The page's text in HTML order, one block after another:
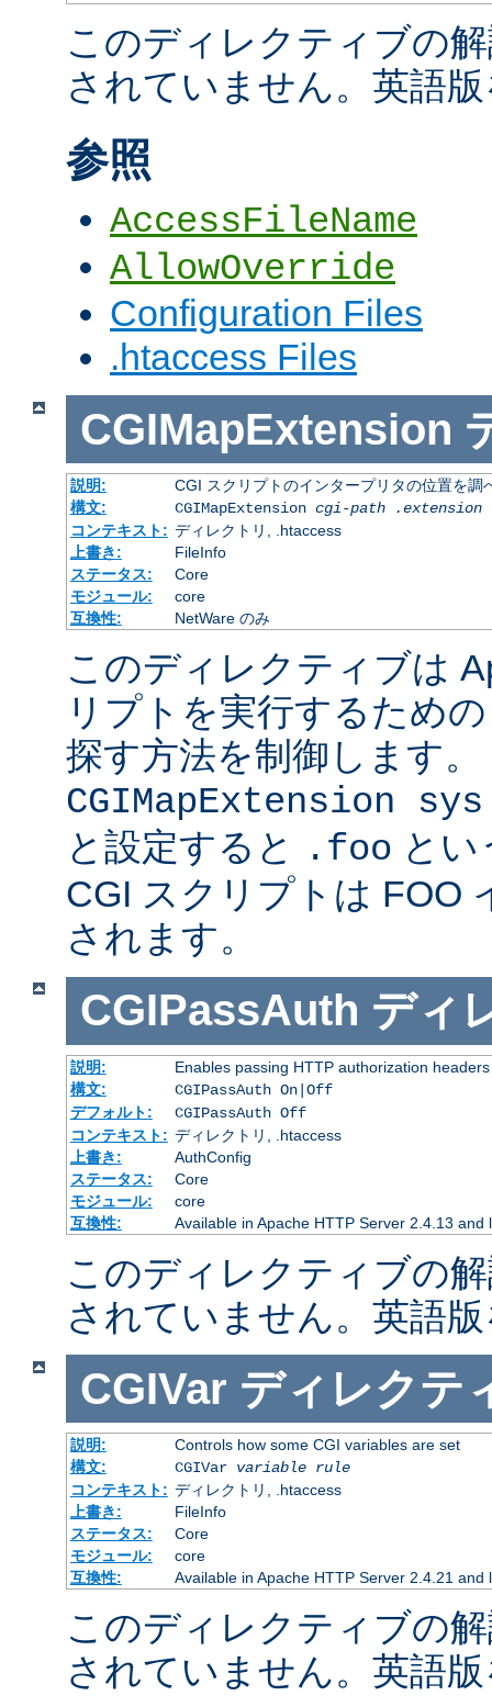
このディレクティブの
されていません。英語
参照
AccessFileName
AllowOverride
Configuration Files
.htaccess Files
CGIMapExtension
説明:
CGI スクリプトのインタープリタの位置を調
構文:
CGIMapExtension cgi-path
.extension
コンテキスト: ディレクトリ, .htaccess
上書き:
FileInfo
ステータス:
Core
モジュール:
core
互換性:
NetWare のみ
このディレクティブは
リプトを実行するため
探す方法を制御します
CGIMapExtension
と設定すると
.foo と
CGI スクリプトは FOO
されます。
CGIPassAuth ディ
説明:
Enables passing HTTP authorization
構文:
CGIPassAuth On|Off
デフォルト:
CGIPassAuth Off
コンテキスト: ディレクトリ, .htaccess
上書き:
AuthConfig
ステータス:
Core
モジュール:
core
互換性:
Available in Apache HTTP Server 2.4.13 and
このディレクティブの
されていません。英語
CGIVar ディレクテ
説明:
Controls how some CGI variables are set
構文:
CGIVar variable rule
コンテキスト: ディレクトリ, .htaccess
上書き:
FileInfo
ステータス:
Core
モジュール:
core
互換性:
Available in Apache HTTP Server 2.4.21 and
このディレクティブの
されていません。英語